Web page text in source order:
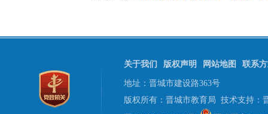
关于我们 版权声明 网站地图 联系
地址：晋城市建设路363号
版权所有：晋城市教育局 技术支持：